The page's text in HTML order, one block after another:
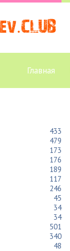
Главная
433
479
173
176
189
117
246
45
34
34
501
340
48